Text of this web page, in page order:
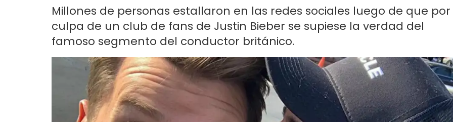
Millones de personas estallaron en las redes sociales luego de que por
culpa de un club de fans de Justin Bieber se supiese la verdad del
famoso segmento del conductor británico.